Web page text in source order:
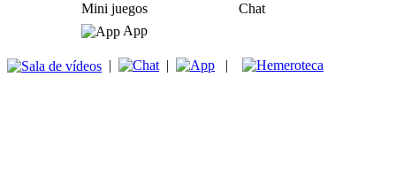
Mini juegos
Chat
App
| | |